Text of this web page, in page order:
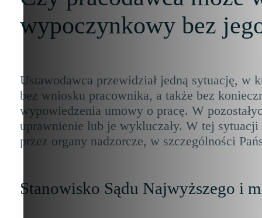
wypoczynkowy bez
Ustawodawca przewidział jedną sytuację, w
bez wniosku pracownika, a także bez
wypowiedzenia umowy o pracę. W
uprawnienie lub je wykluczały. W tej
przez organy nadzorcze, w szczególności
Stanowisko Sądu Najwyższego i